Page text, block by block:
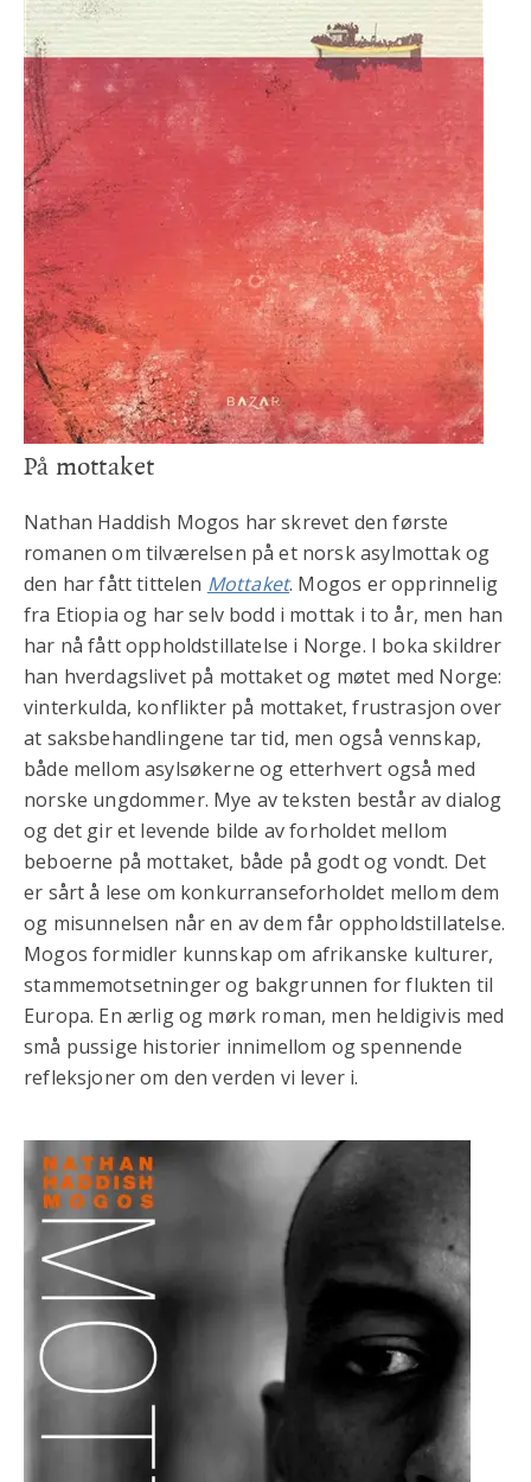
På mottaket
Nathan Haddish Mogos har skrevet den første
romanen om tilværelsen på et norsk asylmottak og
den har fått tittelen Mottaket. Mogos er opprinnelig
fra Etiopia og har selv bodd i mottak i to år, men han
har nå fått oppholdstillatelse i Norge. I boka skildrer
han hverdagslivet på mottaket og møtet med Norge:
vinterkulda, konflikter på mottaket, frustrasjon over
at saksbehandlingene tar tid, men også vennskap,
både mellom asylsøkerne og etterhvert også med
norske ungdommer. Mye av teksten består av dialog
og det gir et levende bilde av forholdet mellom
beboerne på mottaket, både på godt og vondt. Det
er sårt å lese om konkurranseforholdet mellom dem
og misunnelsen når en av dem får oppholdstillatelse.
Mogos formidler kunnskap om afrikanske kulturer,
stammemotsetninger og bakgrunnen for flukten til
Europa. En ærlig og mørk roman, men heldigivis med
små pussige historier innimellom og spennende
refleksjoner om den verden vi lever i.